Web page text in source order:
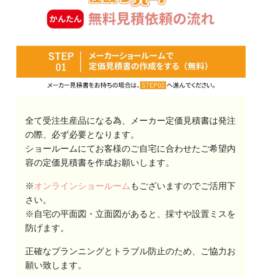
全て受注生産品になる為、メーカー定価見積書は発注
の際、必ず必要となります。
ショールームにてお客様のご自宅に合わせたご希望内
容の定価見積書を作成お願いします。
※オンラインショールーム もございますのでご活用下
さい。
※自宅の平面図・立面図があると、採寸や設置ミスを
防げます。
正確なプランニングとトラブル防止のため、ご協力お
願い致します。